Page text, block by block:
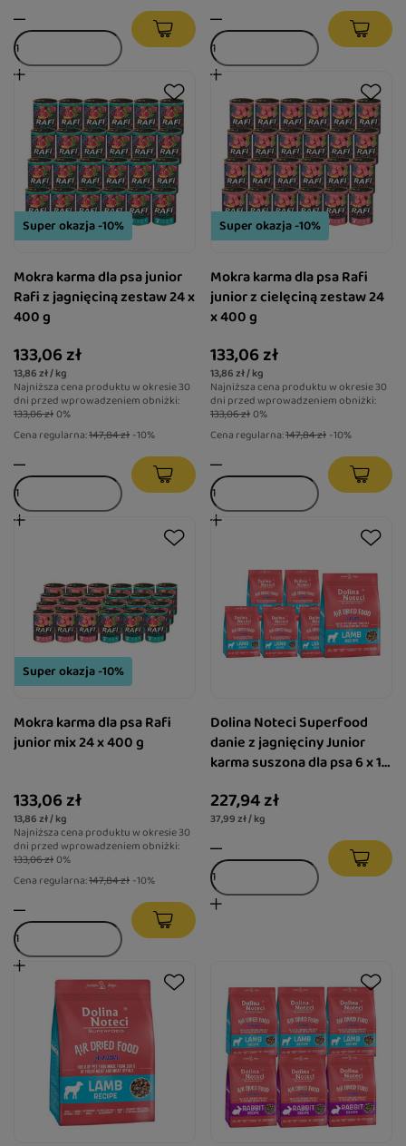
Super okazja -10%
Mokra karma dla psa junior
Rafi z jagnięciną zestaw 24 x
400 g
133,06 zł
13,86 zł / kg
Najniższa cena produktu w okresie 30
dni przed wprowadzeniem obniżki:
133,06 zł0%
Cena regularna:147,84 zł -10%
Super okazja -10%
Mokra karma dla psa Rafi
junior z cielęciną zestaw 24
x 400 g
133,06 zł
13,86 zł / kg
Najniższa cena produktu w okresie 30
dni przed wprowadzeniem obniżki:
133,06 zł0%
Cena regularna:147,84 zł -10%
Super okazja -10%
Mokra karma dla psa Rafi
junior mix 24 x 400 g
133,06 zł
13,86 zł / kg
Najniższa cena produktu w okresie 30
dni przed wprowadzeniem obniżki:
133,06 zł0%
Cena regularna:147,84 zł -10%
Dolina Noteci Superfood
danie z jagnięciny Junior
karma suszona dla psa 6 x 1
227,94 zł
37,99 zł / kg